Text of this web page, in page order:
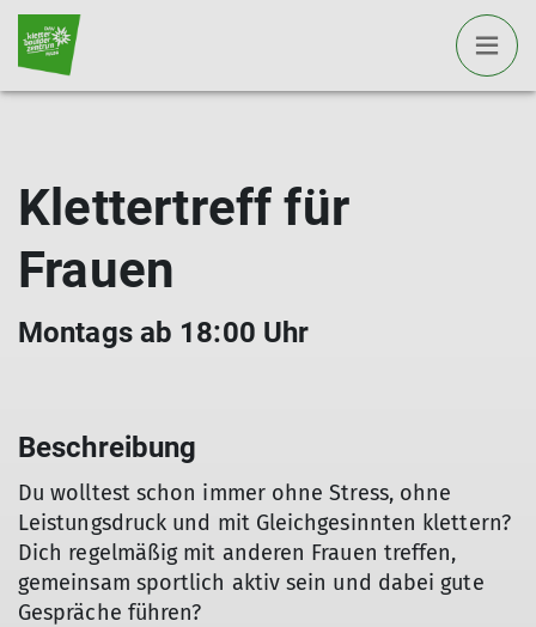
Klettertreff für
Frauen
Montags ab 18:00 Uhr
Beschreibung
Du wolltest schon immer ohne Stress, ohne
Leistungsdruck und mit Gleichgesinnten klettern?
Dich regelmäßig mit anderen Frauen treffen,
gemeinsam sportlich aktiv sein und dabei gute
Gespräche führen?